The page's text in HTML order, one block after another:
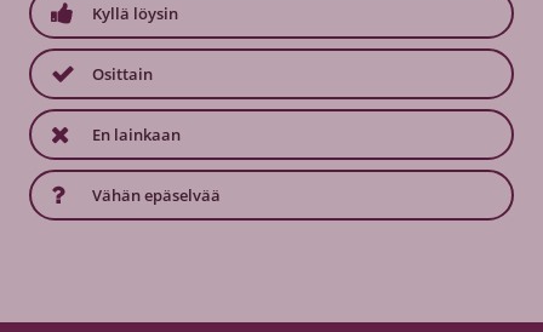
Kyllä löysin
Osittain
En lainkaan
Vähän epäselvää